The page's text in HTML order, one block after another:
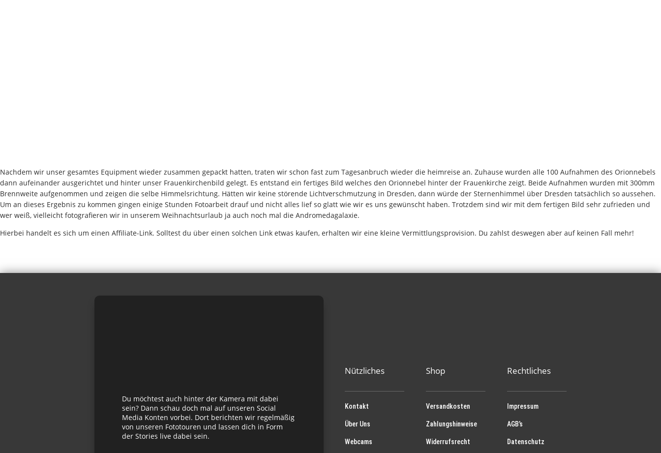
Nachdem wir unser gesamtes Equipment wieder zusammen gepackt hatten, traten wir schon fast zum Tagesanbruch wieder die heimreise an. Zuhause wurden alle 100 Aufnahmen des Orionnebels
dann aufeinander ausgerichtet und hinter unser Frauenkirchenbild gelegt. Es entstand ein fertiges Bild welches den Orionnebel hinter der Frauenkirche zeigt. Beide Aufnahmen wurden mit 300mm
Brennweite aufgenommen und zeigen die selbe Himmelsrichtung. Hätten wir keine störende Lichtverschmutzung in Dresden, dann würde der Sternenhimmel über Dresden tatsächlich so aussehen.
Um an dieses Ergebnis zu kommen gingen einige Stunden Fotoarbeit drauf und nicht alles lief so glatt wie wir es uns gewünscht haben. Trotzdem sind wir mit dem fertigen Bild sehr zufrieden und
wer weiß, vielleicht fotografieren wir in unserem Weihnachtsurlaub ja auch noch mal die Andromedagalaxie.
Hierbei handelt es sich um einen Affiliate-Link. Solltest du über einen solchen Link etwas kaufen, erhalten wir eine kleine Vermittlungsprovision. Du zahlst deswegen aber auf keinen Fall mehr!
Du möchtest auch hinter der Kamera mit dabei
sein? Dann schau doch mal auf unseren Social
Media Konten vorbei. Dort berichten wir regelmäßig
von unseren Fototouren und lassen dich in Form
der Stories live dabei sein.
Nützliches
Kontakt
Über Uns
Webcams
Shop
Versandkosten
Zahlungshinweise
Widerrufsrecht
Rechtliches
Impressum
AGB’s
Datenschutz